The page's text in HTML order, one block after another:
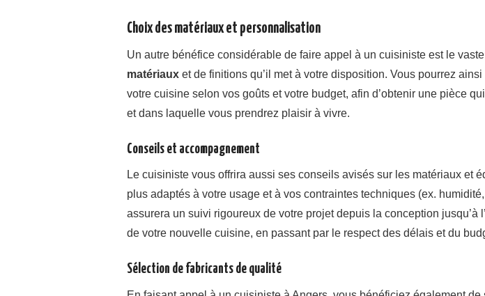
Choix des matériaux et personnalisation
Un autre bénéfice considérable de faire appel à un cuisiniste est le
matériaux et de finitions qu’il met à votre disposition. Vous pourrez
votre cuisine selon vos goûts et votre budget, afin d’obtenir une pièce
et dans laquelle vous prendrez plaisir à vivre.
Conseils et accompagnement
Le cuisiniste vous offrira aussi ses conseils avisés sur les matériaux et
plus adaptés à votre usage et à vos contraintes techniques (ex.
assurera un suivi rigoureux de votre projet depuis la conception jusqu’à
de votre nouvelle cuisine, en passant par le respect des délais et du
Sélection de fabricants de qualité